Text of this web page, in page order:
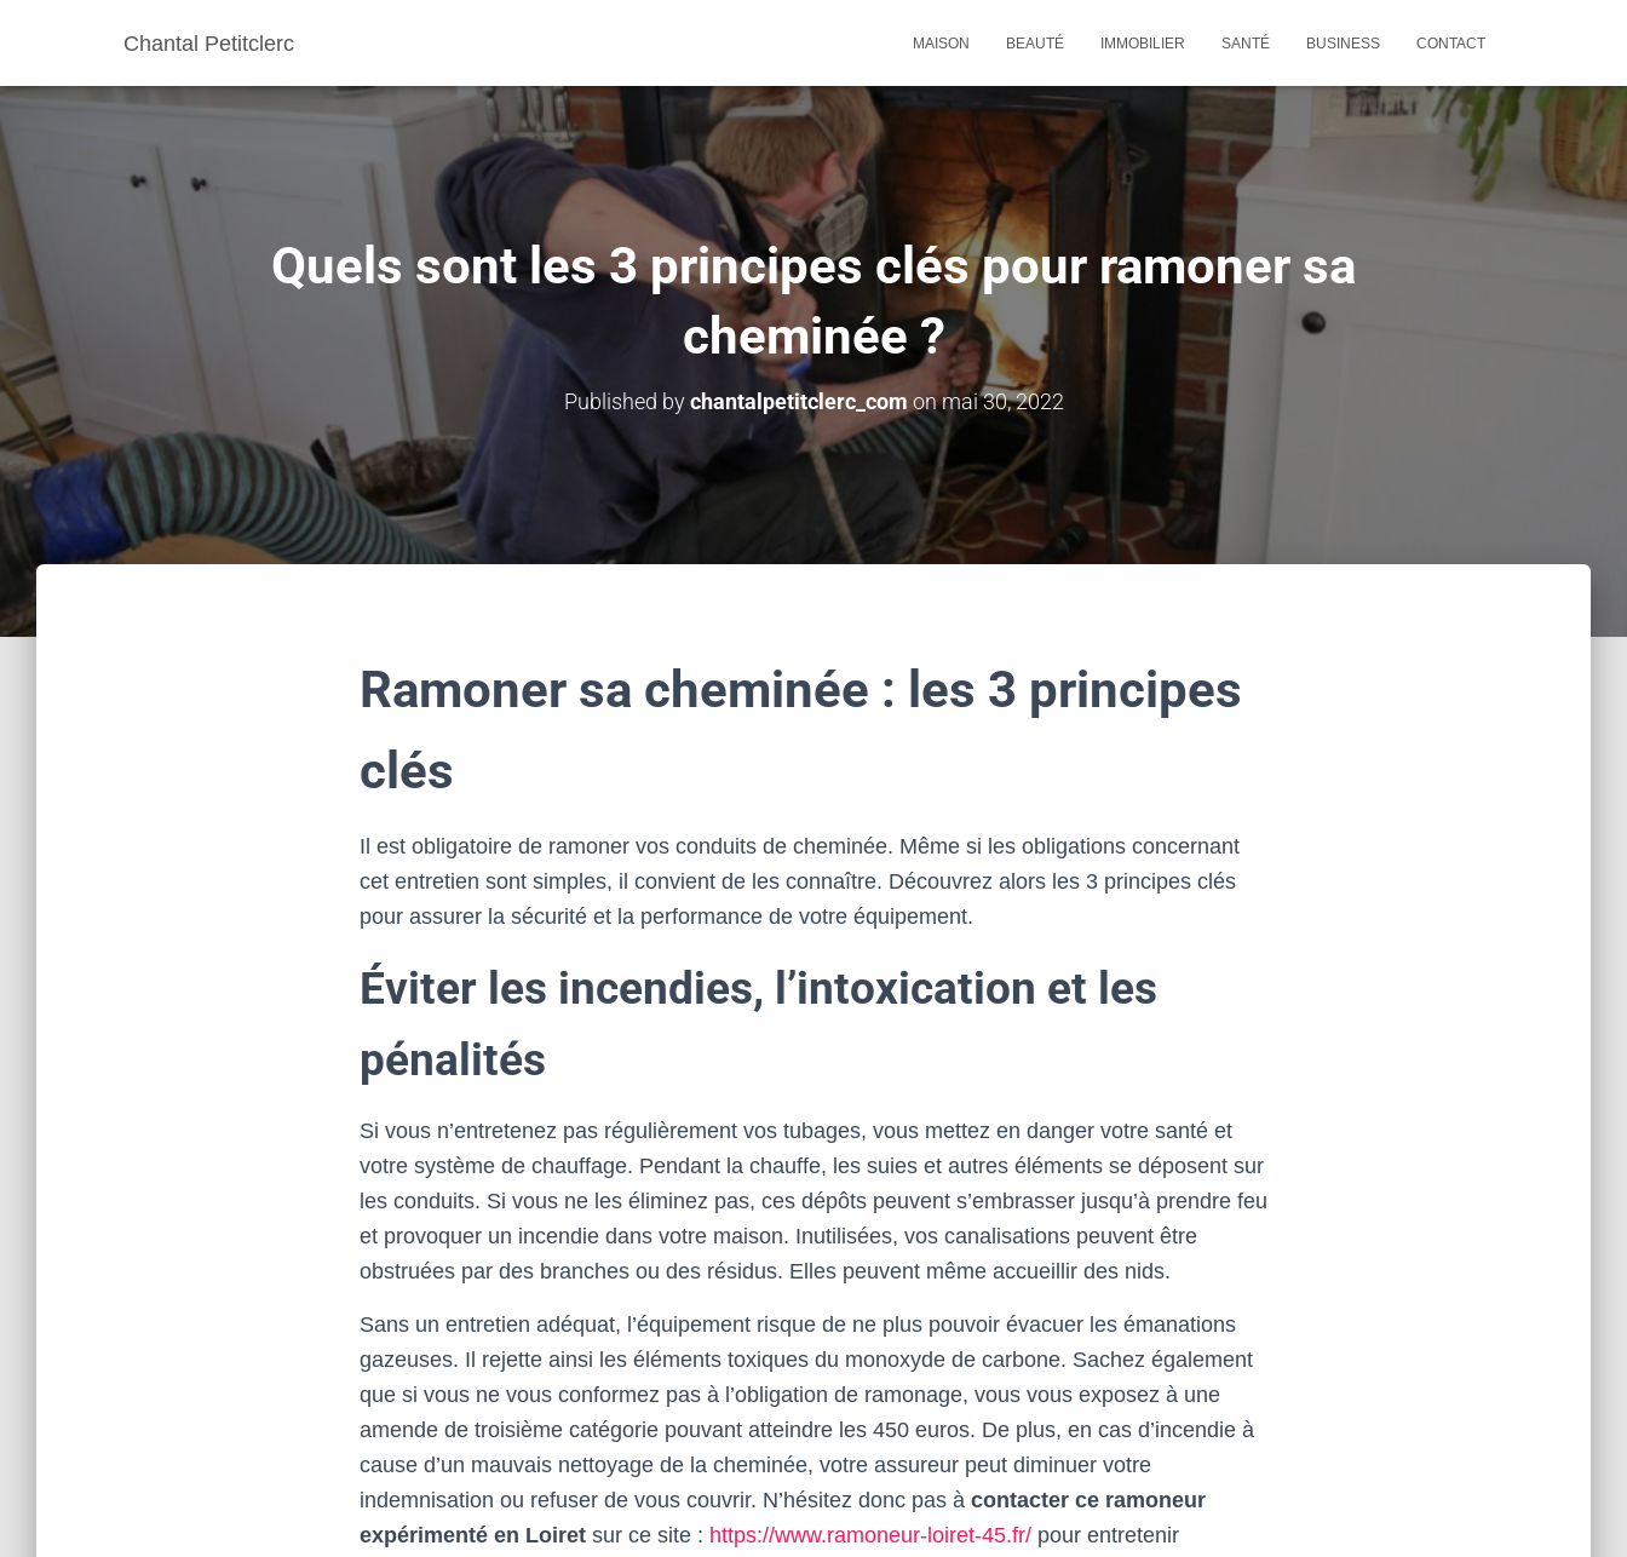
Chantal Petitclerc MAISON BEAUTÉ IMMOBILIER SANTÉ BUSINESS CONTACT
Quels sont les 3 principes clés pour ramoner sa
cheminée ?
Published bychantalpetitclerc_com onmai 30, 2022
Ramoner sa cheminée : les 3 principes
clés
Il est obligatoire de ramoner vos conduits de cheminée. Même si les obligations concernant
cet entretien sont simples, il convient de les connaître. Découvrez alors les 3 principes clés
pour assurer la sécurité et la performance de votre équipement.
Éviter les incendies, l’intoxication et les
pénalités
Si vous n’entretenez pas régulièrement vos tubages, vous mettez en danger votre santé et
votre système de chauffage. Pendant la chauffe, les suies et autres éléments se déposent sur
les conduits. Si vous ne les éliminez pas, ces dépôts peuvent s’embrasser jusqu’à prendre feu
et provoquer un incendie dans votre maison. Inutilisées, vos canalisations peuvent être
obstruées par des branches ou des résidus. Elles peuvent même accueillir des nids.
Sans un entretien adéquat, l’équipement risque de ne plus pouvoir évacuer les émanations
gazeuses. Il rejette ainsi les éléments toxiques du monoxyde de carbone. Sachez également
que si vous ne vous conformez pas à l’obligation de ramonage, vous vous exposez à une
amende de troisième catégorie pouvant atteindre les 450 euros. De plus, en cas d’incendie à
cause d’un mauvais nettoyage de la cheminée, votre assureur peut diminuer votre
indemnisation ou refuser de vous couvrir. N’hésitez donc pas à contacter ce ramoneur
expérimenté en Loiret sur ce site : https://www.ramoneur-loiret-45.fr/ pour entretenir